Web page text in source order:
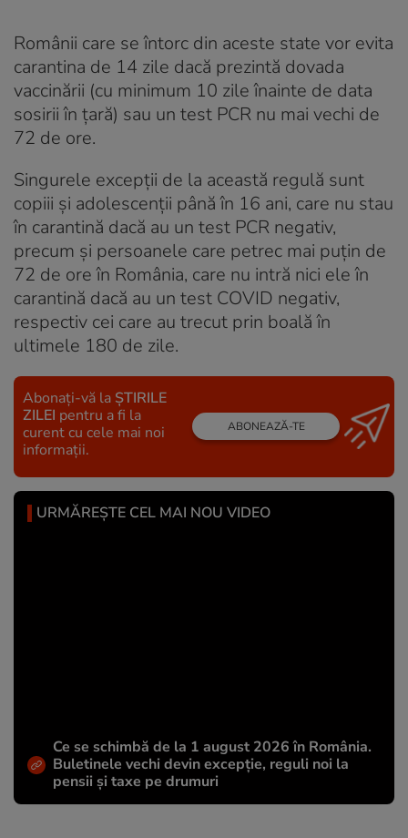
Românii care se întorc din aceste state vor evita
carantina de 14 zile dacă prezintă dovada
vaccinării (cu minimum 10 zile înainte de data
sosirii în țară) sau un test PCR nu mai vechi de
72 de ore.
Singurele excepții de la această regulă sunt
copiii și adolescenții până în 16 ani, care nu stau
în carantină dacă au un test PCR negativ,
precum și persoanele care petrec mai puțin de
72 de ore în România, care nu intră nici ele în
carantină dacă au un test COVID negativ,
respectiv cei care au trecut prin boală în
ultimele 180 de zile.
Abonați-vă la ȘTIRILE
ZILEI pentru a fi la
curent cu cele mai noi
informații.
ABONEAZĂ-TE
URMĂREȘTE CEL MAI NOU VIDEO
Ce se schimbă de la 1 august 2026 în România.
Buletinele vechi devin excepție, reguli noi la
pensii și taxe pe drumuri